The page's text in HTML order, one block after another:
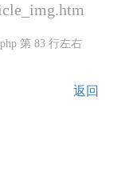
第 83 行左右
返回